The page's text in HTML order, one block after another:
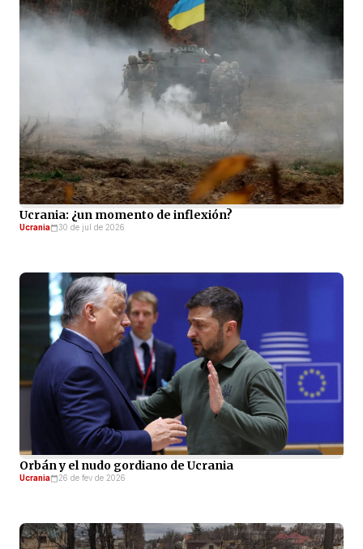
Ucrania: ¿un momento de inflexión?
Ucrania 30 de jul de 2026
Orbán y el nudo gordiano de Ucrania
Ucrania 26 de fev de 2026